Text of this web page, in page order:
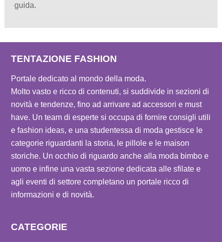
guida.
TENTAZIONE FASHION
Portale dedicato al mondo della moda.
Molto vasto e ricco di contenuti, si suddivide in sezioni di
novità e tendenze, fino ad arrivare ad accessori e must
have. Un team di esperte si occupa di fornire consigli utili
e fashion ideas, e una studentessa di moda gestisce le
categorie riguardanti la storia, le pillole e le maison
storiche. Un occhio di riguardo anche alla moda bimbo e
uomo e infine una vasta sezione dedicata alle sfilate e
agli eventi di settore completano un portale ricco di
informazioni e di novità.
CATEGORIE